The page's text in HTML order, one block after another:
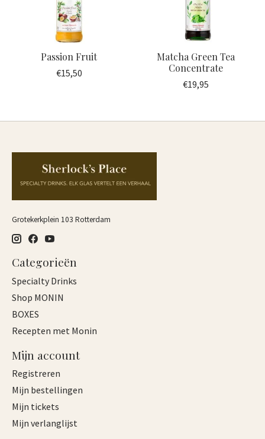
Passion Fruit
€15,50
Matcha Green Tea
Concentrate
€19,95
Grotekerkplein 103 Rotterdam
Categorieën
Specialty Drinks
Shop MONIN
BOXES
Recepten met Monin
Mijn account
Registreren
Mijn bestellingen
Mijn tickets
Mijn verlanglijst